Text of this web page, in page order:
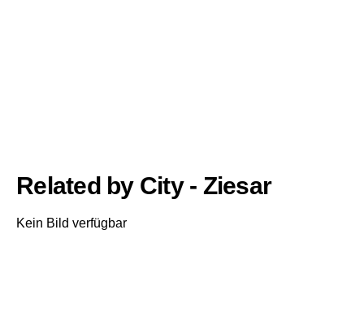
Related by City - Ziesar
Kein Bild verfügbar